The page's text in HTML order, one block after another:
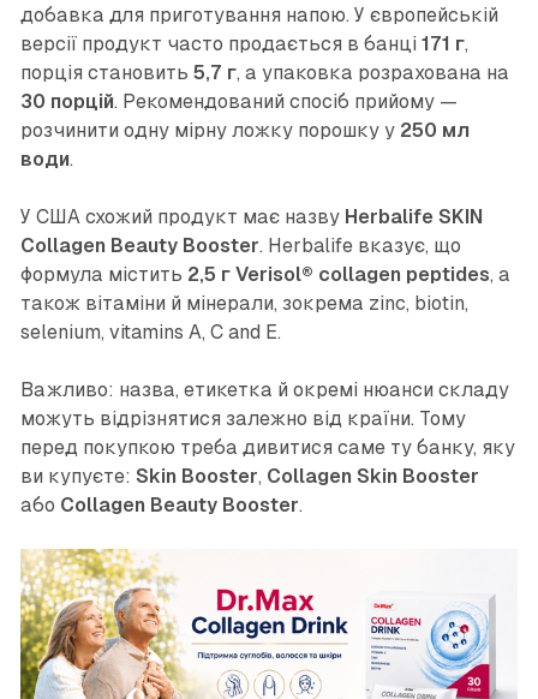
добавка для приготування напою. У європейській
версії продукт часто продається в банці 171 г,
порція становить 5,7 г, а упаковка розрахована на
30 порцій. Рекомендований спосіб прийому —
розчинити одну мірну ложку порошку у 250 мл
води.
У США схожий продукт має назву Herbalife SKIN
Collagen Beauty Booster. Herbalife вказує, що
формула містить 2,5 г Verisol® collagen peptides, а
також вітаміни й мінерали, зокрема zinc, biotin,
selenium, vitamins A, C and E.
Важливо: назва, етикетка й окремі нюанси складу
можуть відрізнятися залежно від країни. Тому
перед покупкою треба дивитися саме ту банку, яку
ви купуєте: Skin Booster, Collagen Skin Booster
або Collagen Beauty Booster.